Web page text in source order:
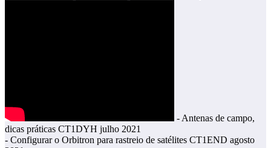
- Antenas de campo,
dicas práticas CT1DYH julho 2021
- Configurar o Orbitron para rastreio de satélites CT1END agosto